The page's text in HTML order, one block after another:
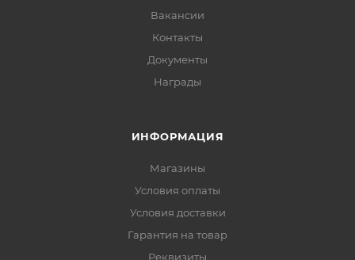
Вакансии
Контакты
Документы
Награды
ИНФОРМАЦИЯ
Магазины
Условия оплаты
Условия доставки
Гарантия на товар
Реквизиты